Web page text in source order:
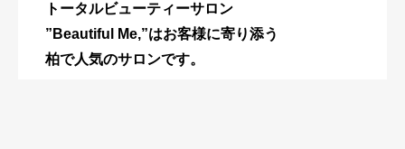
トータルビューティーサロン
”Beautiful Me,”はお客様に寄り添う
柏で人気のサロンです。